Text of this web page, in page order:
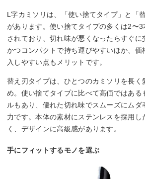
L字カミソリは、「使い捨てタイプ」と「
があります。使い捨てタイプの多くは2〜
されており、切れ味が悪くなったらすぐ
かつコンパクトで持ち運びやすいほか、価
入しやすい点もメリットです。
替え刃タイプは、ひとつのカミソリを長く
め。使い捨てタイプに比べて高価ではある
ルもあり、優れた切れ味でスムーズにム
力です。本体の素材にステンレスを採用し
く、デザインに高級感があります。
手にフィットするモノを選ぶ